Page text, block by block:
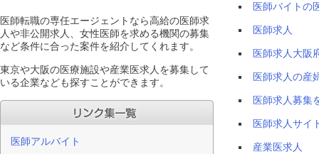
医師バイトの
医師求人
医師求人大阪
医師求人の産
医師求人募集
医師求人サイ
産業医求人
医師転職の専任エージェントなら高給の医師求
人や非公開求人、女性医師を求める機関の募集
など条件に合った案件を紹介してくれます。
東京や大阪の医療施設や産業医求人を募集して
いる企業なども探すことができます。
医師アルバイト